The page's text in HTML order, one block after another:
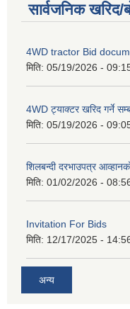
सार्वजनिक
4WD tractor Bid
मिति: 05/19/2026 -
4WD ट्याक्टर खरिद गर्ने
मिति: 05/19/2026 -
शिलबन्दी दरभाउपत्र
मिति: 01/02/2026 -
Invitation For Bids
मिति: 12/17/2025 -
अन्य